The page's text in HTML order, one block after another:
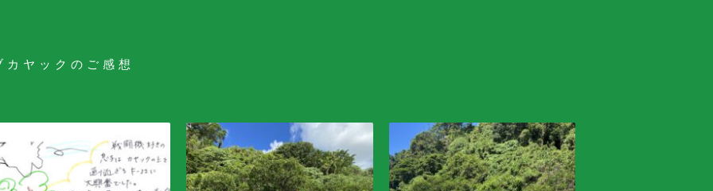
カヤックのご感想